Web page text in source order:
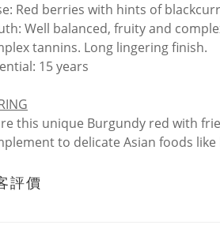
Red berries with hints of
Well balanced, fruity and
tannins. Long lingering finish.
15 years
this unique Burgundy red with
to delicate Asian foods
評價